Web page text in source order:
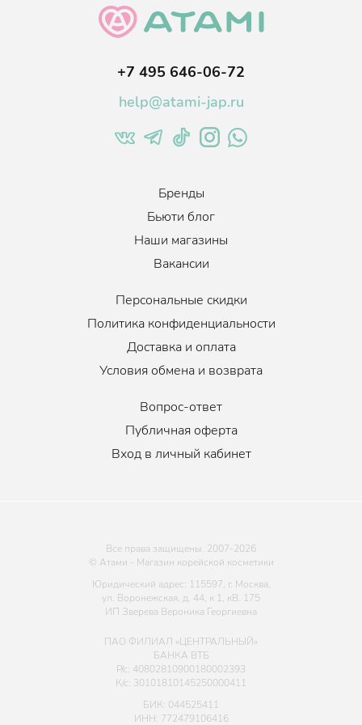
раздражение, воспаление.
Экстракт корня женьшеня повышает эластичность кожи,
Подходит для жирного и комбинированного типа кожи.
+7 495 646-06-72
help@atami-jap.ru
Бренды
Бьюти блог
Наши магазины
Вакансии
Персональные скидки
Политика конфиденциальности
Доставка и оплата
Условия обмена и возврата
Вопрос-ответ
Публичная оферта
Вход в личный кабинет
Все права защищены. 2007-2026
© Атами - Магазин корейской косметики
Юридический адрес: 115597, г. Москва,
ул. Воронежская, д. 44, к 1, кВ. 175
ИП Зверева Вероника Георгиевна
ПАО ФИЛИАЛ «ЦЕНТРАЛЬНЫЙ»
БАНКА ВТБ
Р/с: 40802810900180002393
К/с: 30101810145250000411
БИК: 044525411
ИНН: 772479106416